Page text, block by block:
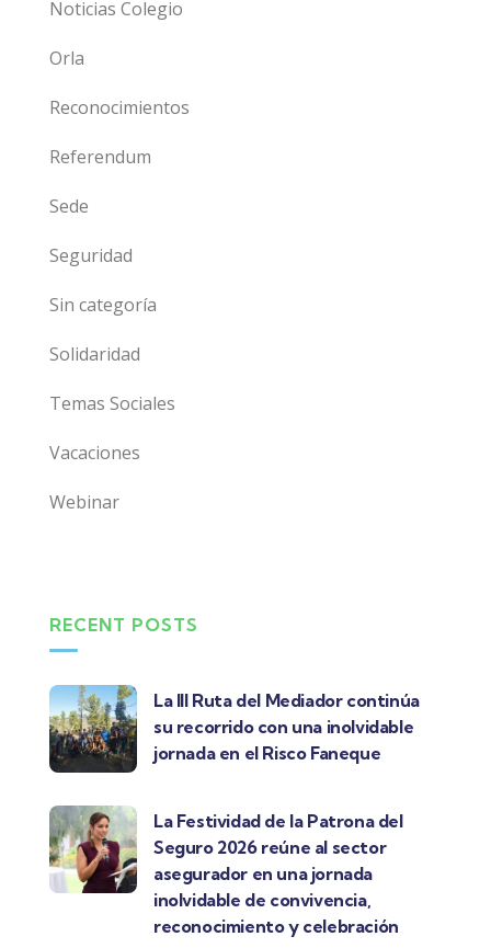
Noticias Colegio
Orla
Reconocimientos
Referendum
Sede
Seguridad
Sin categoría
Solidaridad
Temas Sociales
Vacaciones
Webinar
RECENT POSTS
La III Ruta del Mediador continúa
su recorrido con una inolvidable
jornada en el Risco Faneque
La Festividad de la Patrona del
Seguro 2026 reúne al sector
asegurador en una jornada
inolvidable de convivencia,
reconocimiento y celebración